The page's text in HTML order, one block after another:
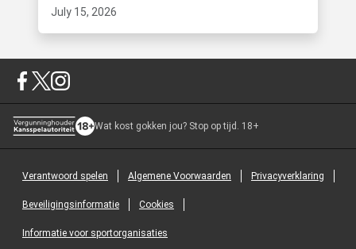
July 15, 2026
Wat kost gokken jou? Stop op tijd. 18+
Verantwoord spelen Algemene Voorwaarden Privacyverklaring
Beveiligingsinformatie Cookies
Informatie voor sportorganisaties